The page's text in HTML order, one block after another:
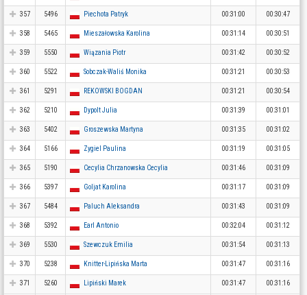
357 5496 Piechota Patryk 00:31:00 00:30:47
358 5465 Mieszałowska Karolina 00:31:14 00:30:51
359 5550 Wiązania Piotr 00:31:42 00:30:52
360 5522 Sobczak-Waliś Monika 00:31:21 00:30:53
361 5291 REKOWSKI BOGDAN 00:31:21 00:30:54
362 5210 Dypolt Julia 00:31:39 00:31:01
363 5402 Groszewska Martyna 00:31:35 00:31:02
364 5166 Zygiel Paulina 00:31:19 00:31:05
365 5190 Cecylia Chrzanowska Cecylia 00:31:46 00:31:09
366 5397 Goljat Karolina 00:31:17 00:31:09
367 5484 Paluch Aleksandra 00:31:43 00:31:09
368 5392 Earl Antonio 00:32:04 00:31:12
369 5530 Szewczuk Emilia 00:31:54 00:31:13
370 5238 Knitter-Lipińska Marta 00:31:47 00:31:16
371 5260 Lipiński Marek 00:31:47 00:31:16